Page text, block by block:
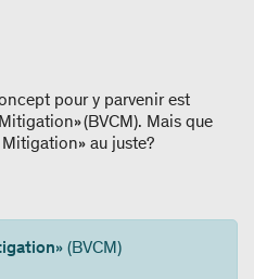
pour y parvenir est
(BVCM). Mais que
au juste?
» (BVCM)